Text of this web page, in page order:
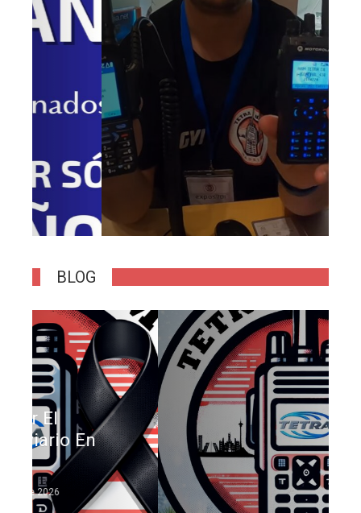
EVENTOS NOVEDADES
IberRadio 2025 (Video De
EA4GIL)
EA4GYI 21 de septiembre de 2025
BLOG
Feliz Navidad!
EA4GYI 24 de diciembre de 2025